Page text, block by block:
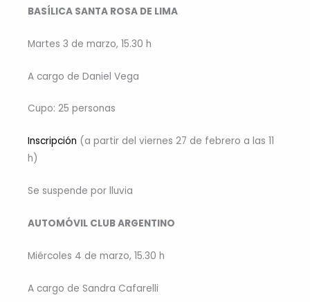
BASÍLICA SANTA ROSA DE LIMA
Martes 3 de marzo, 15.30 h
A cargo de Daniel Vega
Cupo: 25 personas
Inscripción (a partir del viernes 27 de febrero a las 11
h)
Se suspende por lluvia
AUTOMÓVIL CLUB ARGENTINO
Miércoles 4 de marzo, 15.30 h
A cargo de Sandra Cafarelli